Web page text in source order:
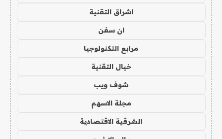
اشراق التقنية
ان سفن
مرابع التكنولوجيا
خيال التقنية
شوف ويب
مجلة الاسهم
الشرقية الاقتصادية